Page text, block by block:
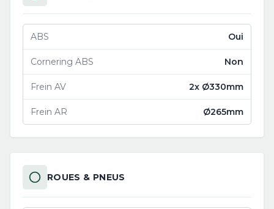
ABS Oui
Cornering ABS Non
Frein AV 2x Ø330mm
Frein AR Ø265mm
ROUES & PNEUS